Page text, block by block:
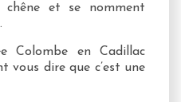
et se nomment
Colombe en Cadillac
vous dire que c’est une